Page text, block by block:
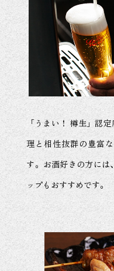
「うまい！ 樽生」認
理と相性抜群の豊富
す。お酒好きの方に
ップもおすすめです。